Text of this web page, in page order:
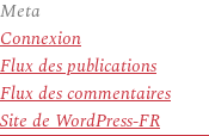
Meta
Connexion
Flux des publications
Flux des commentaires
Site de WordPress-FR